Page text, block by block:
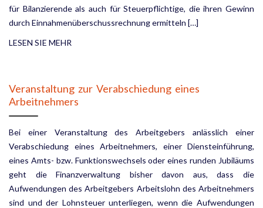
für Bilanzierende als auch für Steuerpflich­tige, die ihren Gewinn
durch Einnahmenüberschussrechnung ermitteln […]
LESEN SIE MEHR
Veranstaltung zur Verabschiedung eines
Arbeitnehmers
Bei einer Veranstaltung des Arbeitgebers anlässlich einer
Verabschiedung eines Arbeitnehmers, einer Dienst­einführung,
eines Amts- bzw. Funktionswechsels oder eines runden Jubiläums
geht die Finanzverwaltung bisher davon aus, dass die
Aufwendungen des Arbeitgebers Arbeitslohn des Arbeitnehmers
sind und der Lohnsteuer unterliegen, wenn die Aufwendungen